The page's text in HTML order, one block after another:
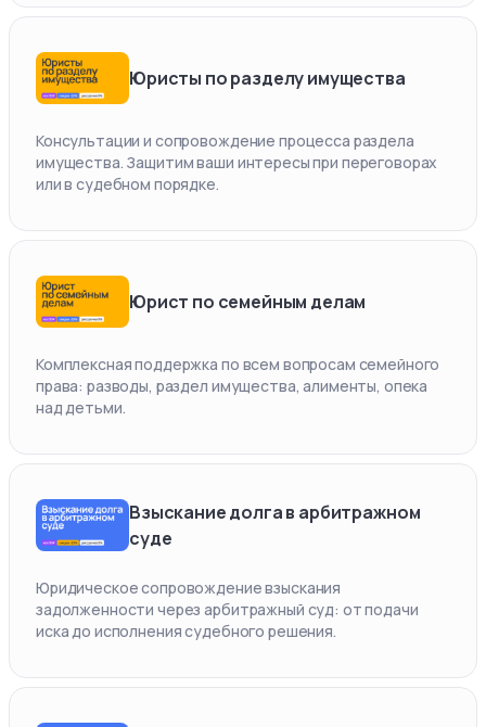
Юристы по разделу имущества
Консультации и сопровождение процесса раздела
имущества. Защитим ваши интересы при переговорах
или в судебном порядке.
Юрист по семейным делам
Комплексная поддержка по всем вопросам семейного
права: разводы, раздел имущества, алименты, опека
над детьми.
Взыскание долга в арбитражном
суде
Юридическое сопровождение взыскания
задолженности через арбитражный суд: от подачи
иска до исполнения судебного решения.